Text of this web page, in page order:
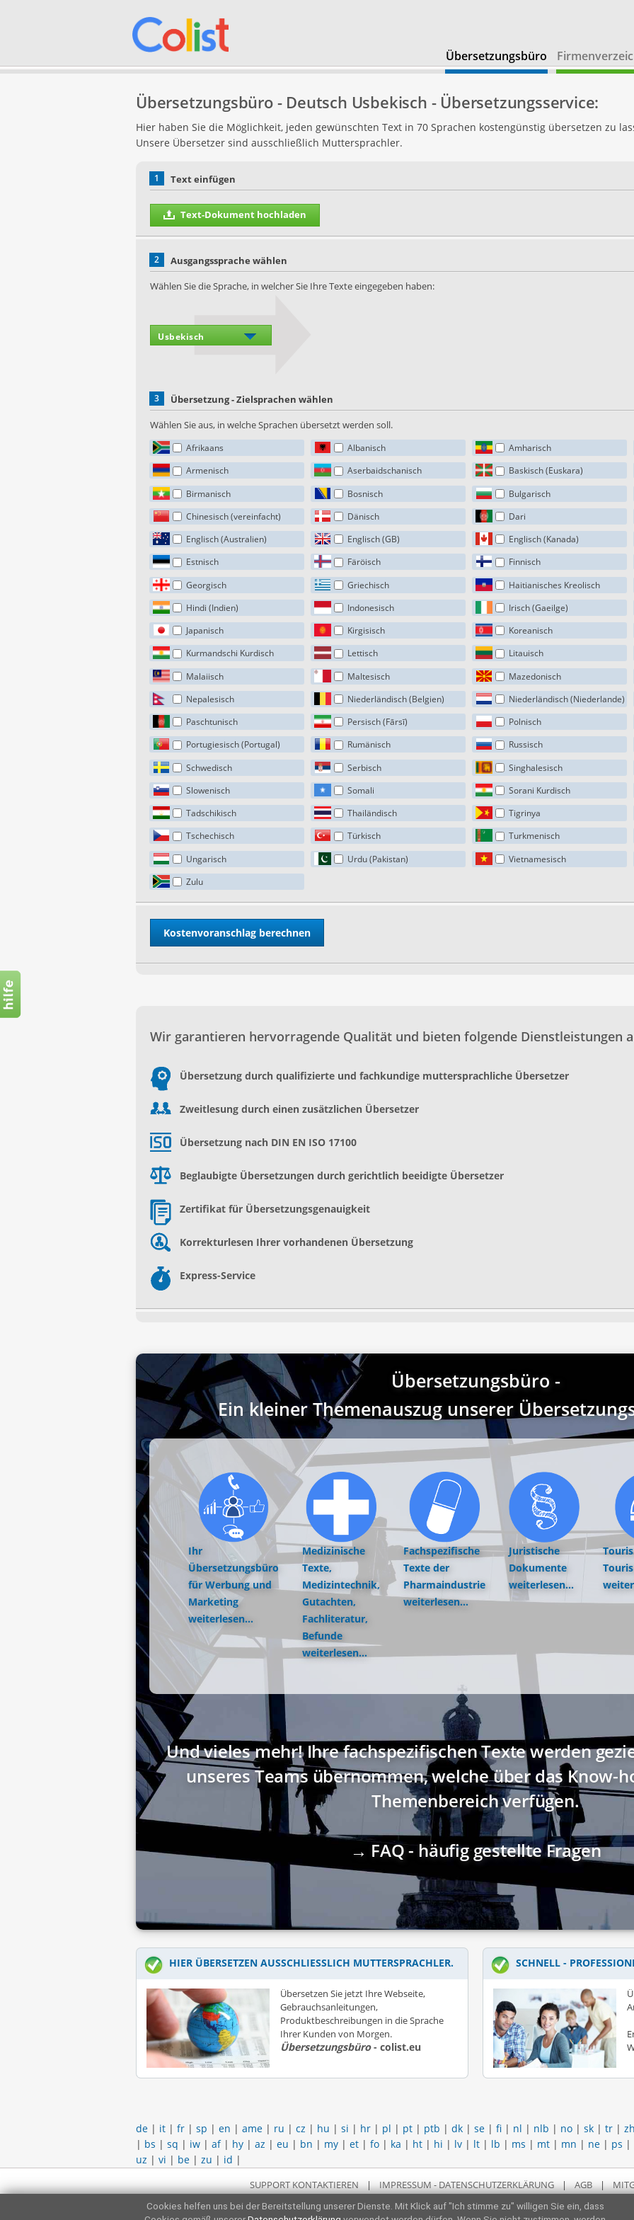
Übersetzungsbüro
Übersetzungsbüro - Deutsch Usbekisch - Übersetzungsservice:
Hier haben Sie die Möglichkeit, jeden gewünschten Text in 70 Sprachen kostengünstig übersetzen zu
Unsere Übersetzer sind ausschließlich Muttersprachler.
1 Text einfügen
Text-Dokument hochladen
2
Ausgangssprache wählen
Wählen Sie die Sprache, in welcher Sie Ihre Texte eingegeben haben:
3
Übersetzung - Zielsprachen wählen
Wählen Sie aus, in welche Sprachen übersetzt werden soll.
Afrikaans Albanisch
Amharisch
Armenisch
Aserbaidschanisch
Baskisch (Euskara)
Birmanisch
Bosnisch
Bulgarisch
Chinesisch (vereinfacht)
Dänisch
Dari
Englisch (Australien)
Englisch (GB)
Englisch (Kanada)
Estnisch
Färöisch
Finnisch
Georgisch
Griechisch
Haitianisches Kreolisch
Hindi (Indien)
Indonesisch
Irisch (Gaeilge)
Japanisch
Kirgisisch
Koreanisch
Kurmandschi Kurdisch
Lettisch
Litauisch
Malaiisch
Maltesisch
Mazedonisch
Nepalesisch
Niederländisch (Belgien)
Niederländisch (Niederlande)
Paschtunisch
Persisch (Fārsī)
Polnisch
Portugiesisch (Portugal)
Rumänisch
Russisch
Schwedisch
Serbisch
Singhalesisch
Slowenisch
Somali
Sorani Kurdisch
Tadschikisch
Thailändisch
Tigrinya
Tschechisch
Türkisch
Turkmenisch
Ungarisch
Urdu (Pakistan)
Vietnamesisch
Zulu
Wir garantieren hervorragende Qualität und bieten folgende Dienstleistungen
Übersetzung durch qualifizierte und fachkundige muttersprachliche Übersetzer
Zweitlesung durch einen zusätzlichen Übersetzer
Übersetzung nach DIN EN ISO 17100
Beglaubigte Übersetzungen durch gerichtlich beeidigte Übersetzer
Zertifikat für Übersetzungsgenauigkeit
Korrekturlesen Ihrer vorhandenen Übersetzung
Express-Service
Übersetzungsbüro -
Ein kleiner Themenauszug unserer
Ihr
Übersetzungsbüro
für Werbung und
Marketing
weiterlesen...
Medizinische
Texte,
Medizintechnik,
Gutachten,
Fachliteratur,
Befunde
weiterlesen...
Fachspezifische
Texte der
Pharmaindustrie
weiterlesen...
Juristische
Dokumente
weiterlesen...
Und vieles mehr! Ihre fachspezifischen Texte werden
unseres Teams übernommen, welche über das Know-
Themenbereich verfügen.
→ FAQ - häufig gestellte Fragen
HIER ÜBERSETZEN AUSSCHLIESSLICH MUTTERSPRACHLER.
Übersetzen Sie jetzt Ihre Webseite,
Gebrauchsanleitungen,
Produktbeschreibungen in die Sprache
Ihrer Kunden von Morgen.
Übersetzungsbüro- colist.eu
SCHNELL -
de | it | fr | sp | en | ame | ru | cz | hu | si | hr | pl | pt | ptb | dk | se | fi | nl | nlb | no | sk | tr |
| bs | sq | iw | af| hy | az | eu | bn | my | et | fo | ka | ht | hi | lv | lt | lb | ms | mt | mn | ne | ps |
uz | vi | be | zu | id |
SUPPORT KONTAKTIEREN | IMPRESSUM - DATENSCHUTZERKLÄRUNG | AGB |
Cookies helfen uns bei der Bereitstellung unserer Dienste. Mit Klick auf "Ich stimme zu" willigen Sie ein, dass